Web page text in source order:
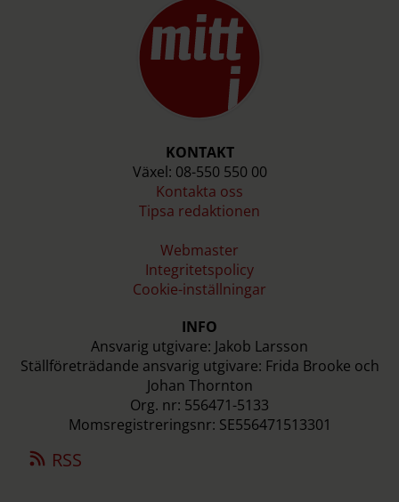
KONTAKT
Växel: 08-550 550 00
Kontakta oss
Tipsa redaktionen
Webmaster
Integritetspolicy
Cookie-inställningar
INFO
Ansvarig utgivare: Jakob Larsson
Ställföreträdande ansvarig utgivare: Frida Brooke och
Johan Thornton
Org. nr: 556471-5133
Momsregistreringsnr: SE556471513301
RSS